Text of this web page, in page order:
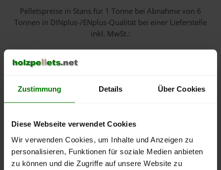
Zustimmung Details Über Cookies
Diese Webseite verwendet Cookies
Wir verwenden Cookies, um Inhalte und Anzeigen zu
personalisieren, Funktionen für soziale Medien anbieten
zu können und die Zugriffe auf unsere Website zu
Pelletspreise in Stans für 1 Tonne bei Abnahmevon 6
Tonnen in DINplus-/ENplus-Qualität bei einer Lieferstelle
inkl. MwSt.:
200 €
600 €